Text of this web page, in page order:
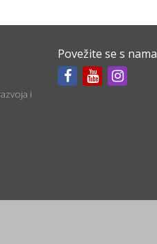
i
Povežite se s nama